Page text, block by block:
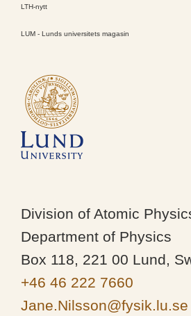
LTH-nytt
LUM - Lunds universitets magasin
Division of Atomic
Department of Physics
Box 118, 221 00 Lund,
+46 46 222 7660
Jane.Nilsson@fysik.lu.se